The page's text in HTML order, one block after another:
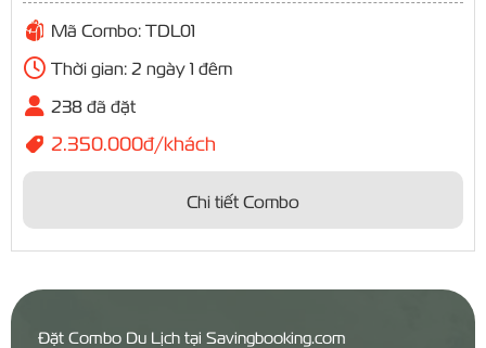
Mã Combo: TDL01
Thời gian: 2 ngày 1 đêm
238 đã đặt
2.350.000đ/khách
Chi tiết Combo
Đặt Combo Du Lịch tại Savingbooking.com